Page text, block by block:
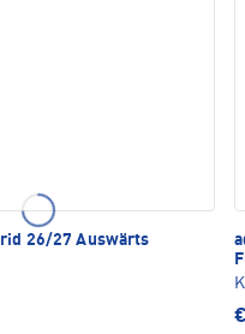
26/27 Auswärts